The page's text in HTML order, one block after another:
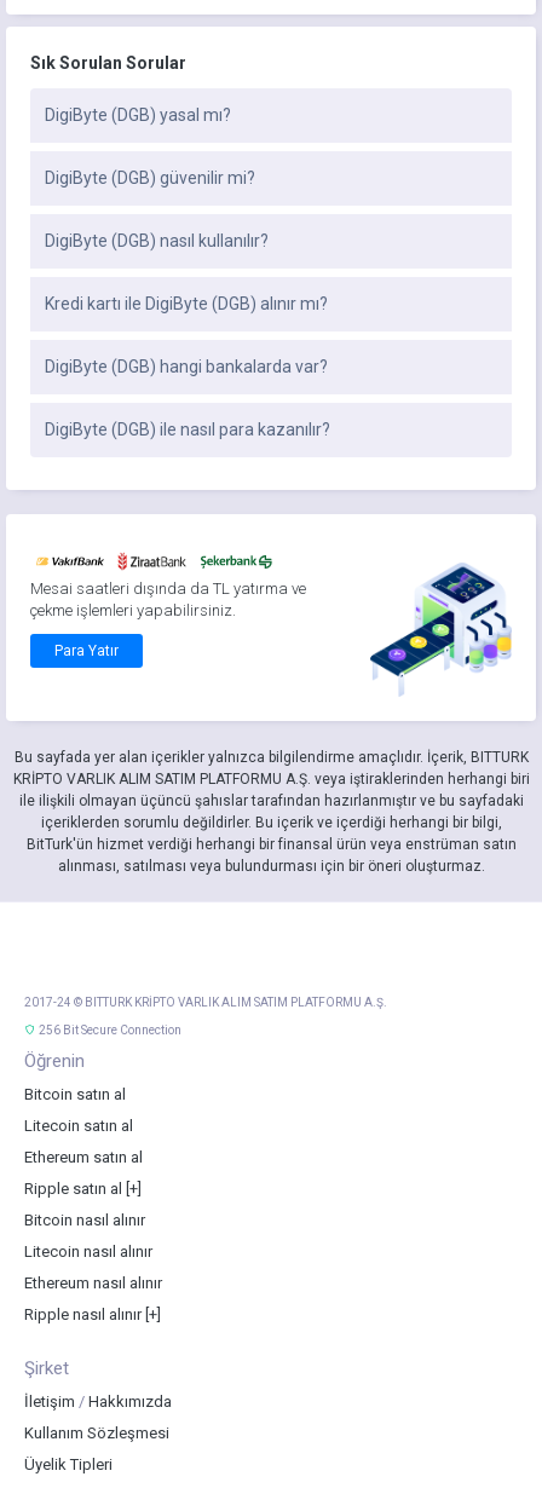
Sık Sorulan Sorular
DigiByte (DGB) yasal mı?
DigiByte (DGB) güvenilir mi?
DigiByte (DGB) nasıl kullanılır?
Kredi kartı ile DigiByte (DGB) alınır mı?
DigiByte (DGB) hangi bankalarda var?
DigiByte (DGB) ile nasıl para kazanılır?
Mesai saatleri dışında da TL yatırma ve
çekme işlemleri yapabilirsiniz.
Para Yatır
Bu sayfada yer alan içerikler yalnızca bilgilendirme amaçlıdır. İçerik, BITTURK
KRİPTO VARLIK ALIM SATIM PLATFORMU A.Ş. veya iştiraklerinden herhangi biri
ile ilişkili olmayan üçüncü şahıslar tarafından hazırlanmıştır ve bu sayfadaki
içeriklerden sorumlu değildirler. Bu içerik ve içerdiği herhangi bir bilgi,
BitTurk'ün hizmet verdiği herhangi bir finansal ürün veya enstrüman satın
alınması, satılması veya bulundurması için bir öneri oluşturmaz.
2017-24 © BITTURK KRİPTO VARLIK ALIM SATIM PLATFORMU A.Ş.
256 Bit Secure Connection
Öğrenin
Bitcoin satın al
Litecoin satın al
Ethereum satın al
Ripple satın al
[+]
Bitcoin nasıl alınır
Litecoin nasıl alınır
Ethereum nasıl alınır
Ripple nasıl alınır [+]
Şirket
İletişim / Hakkımızda
Kullanım Sözleşmesi
Üyelik Tipleri